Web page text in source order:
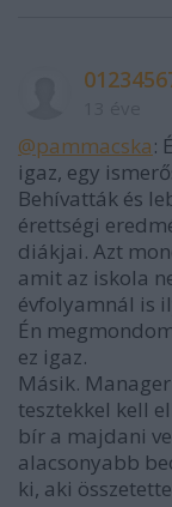
@pammacska:
igaz, egy
Behívatták és
érettségi
diákjai. Azt
amit az iskola
évfolyamnál is
Én
ez igaz.
Másik.
tesztekkel kell
bír a majdani
alacsonyabb
ki, aki